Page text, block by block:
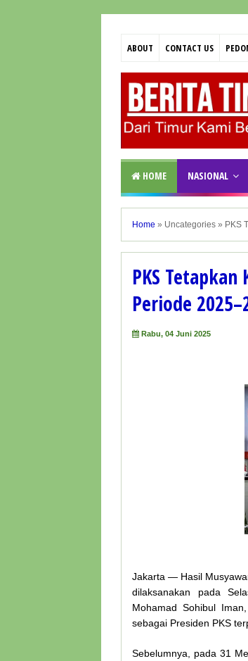
ABOUT CONTACT US
HOME NASIONAL
Home » Uncategories » PKS
PKS
Periode
Rabu, 04 Juni 2025
Jakarta — Hasil
dilaksanakan pada
Mohamad Sohibul
sebagai Presiden PKS
Sebelumnya, pada 31